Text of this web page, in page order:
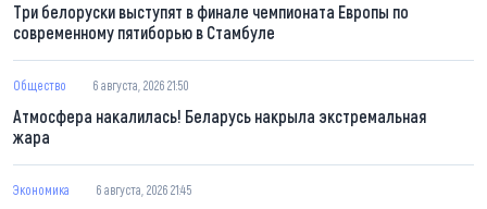
Три белоруски выступят в финале чемпионата Европы по
современному пятиборью в Стамбуле
Общество 6 августа, 2026 21:50
Атмосфера накалилась! Беларусь накрыла экстремальная
жара
Экономика 6 августа, 2026 21:45